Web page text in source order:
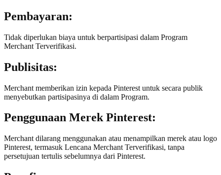
Pembayaran:
Tidak diperlukan biaya untuk berpartisipasi dalam Program
Merchant Terverifikasi.
Publisitas:
Merchant memberikan izin kepada Pinterest untuk secara publik
menyebutkan partisipasinya di dalam Program.
Penggunaan Merek Pinterest:
Merchant dilarang menggunakan atau menampilkan merek atau logo
Pinterest, termasuk Lencana Merchant Terverifikasi, tanpa
persetujuan tertulis sebelumnya dari Pinterest.